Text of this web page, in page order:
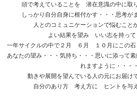
頭で考えていることを 潜在意識の中に取
しっかり自分自身に根付かす・・・思考が
人とのコミュニケーションで悩むこと
よい結果を望み いい志を持っ
一年サイクルの中で２月 ６月 １０月にこの石
あなたの望み・・・気持ち・・・思いに添って
れますように・・・・
動きや展開を望んでいる人の元にお届け
自分のあり方 考え方に ヒントを与